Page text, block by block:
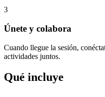
3
Únete y colabora
Cuando llegue la sesión,
actividades juntos.
Qué incluye